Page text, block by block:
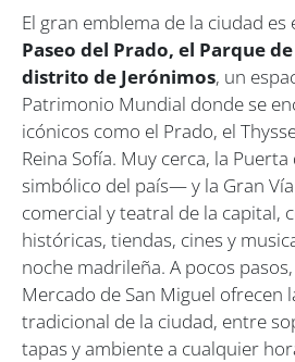
El gran emblema de la ciudad
Paseo del Prado, el Parque
distrito de Jerónimos, un
Patrimonio Mundial donde se
icónicos como el Prado, el
Reina Sofía. Muy cerca, la
simbólico del país— y la Gran
comercial y teatral de la capital,
históricas, tiendas, cines y
noche madrileña. A pocos
Mercado de San Miguel ofrecen
tradicional de la ciudad, entre
tapas y ambiente a cualquier